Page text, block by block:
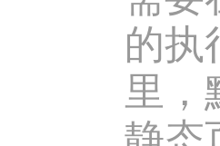
的执
里，